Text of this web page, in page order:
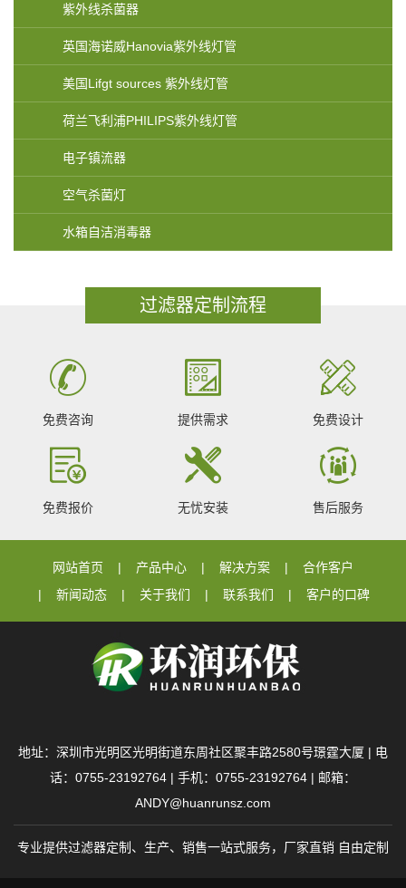
紫外线杀菌器
英国海诺威Hanovia紫外线灯管
美国Lifgt sources 紫外线灯管
荷兰飞利浦PHILIPS紫外线灯管
电子镇流器
空气杀菌灯
水箱自洁消毒器
过滤器定制流程
免费咨询 提供需求 免费设计
免费报价 无忧安装 售后服务
网站首页 产品中心 解决方案
合作客户
新闻动态
关于我们 联系我们 客户的口碑
地址：深圳市光明区光明街道东周社区聚丰路2580号璟霆大厦 | 电
话：0755-23192764 | 手机：0755-23192764 | 邮箱：
ANDY@huanrunsz.com
专业提供过滤器定制、生产、销售一站式服务，厂家直销 自由定制